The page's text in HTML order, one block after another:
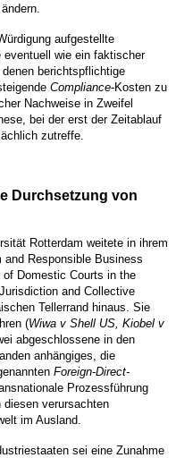
aufgestellte
wie ein faktischer
berichtspflichtige
Compliance-Kosten zu
Nachweise in Zweifel
bei der erst der Zeitablauf
zutreffe.
Durchsetzung von
Rotterdam weitete in ihrem
and Responsible Business
of Domestic Courts in the
and Collective
Tellerrand hinaus. Sie
(Wiwa v Shell US, Kiobel v
abgeschlossene in den
anhängiges, die
Foreign-Direct-
Prozessführung
diesen verursachten
im Ausland.
sei eine Zunahme